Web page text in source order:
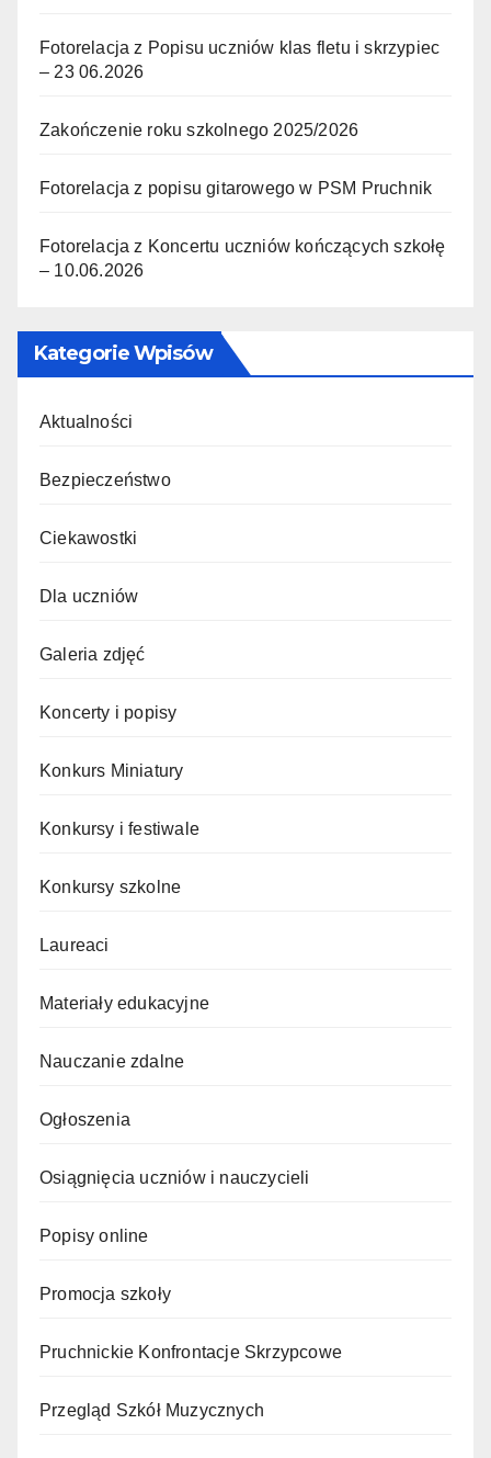
Fotorelacja z Popisu uczniów klas fletu i skrzypiec
– 23 06.2026
Zakończenie roku szkolnego 2025/2026
Fotorelacja z popisu gitarowego w PSM Pruchnik
Fotorelacja z Koncertu uczniów kończących szkołę
– 10.06.2026
Kategorie Wpisów
Aktualności
Bezpieczeństwo
Ciekawostki
Dla uczniów
Galeria zdjęć
Koncerty i popisy
Konkurs Miniatury
Konkursy i festiwale
Konkursy szkolne
Laureaci
Materiały edukacyjne
Nauczanie zdalne
Ogłoszenia
Osiągnięcia uczniów i nauczycieli
Popisy online
Promocja szkoły
Pruchnickie Konfrontacje Skrzypcowe
Przegląd Szkół Muzycznych